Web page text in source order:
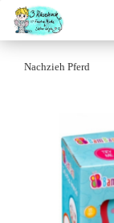
Nachzieh Pferd